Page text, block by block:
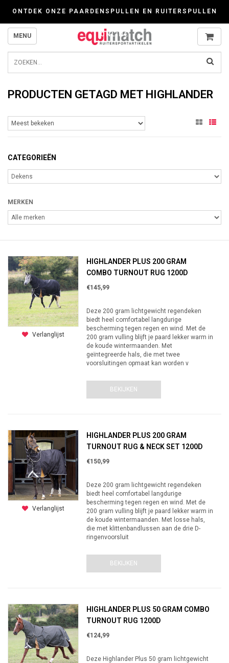
ONTDEK ONZE PAARDENSPULLEN EN RUITERSPULLEN
ONLINE
MENU
PRODUCTEN GETAGD MET HIGHLANDER
CATEGORIEËN
MERKEN
Verlanglijst
HIGHLANDER PLUS 200 GRAM
COMBO TURNOUT RUG 1200D
€145,99
Deze 200 gram lichtgewicht regendeken
biedt heel comfortabel langdurige
bescherming tegen regen en wind. Met de
200 gram vulling blijft je paard lekker warm in
de koude wintermaanden. Met
geïntegreerde hals, die met twee
voorsluitingen opmaat kan worden v
BEKIJKEN
Verlanglijst
HIGHLANDER PLUS 200 GRAM
TURNOUT RUG & NECK SET 1200D
€150,99
Deze 200 gram lichtgewicht regendeken
biedt heel comfortabel langdurige
bescherming tegen regen en wind. Met de
200 gram vulling blijft je paard lekker warm in
de koude wintermaanden. Met losse hals,
die met klittenbandlussen aan de drie D-
ringenvoorsluit
BEKIJKEN
HIGHLANDER PLUS 50 GRAM COMBO
TURNOUT RUG 1200D
€124,99
Deze Highlander Plus 50 gram lichtgewicht
Wij werken zorgvuldig met cookies. Kijk gerust voor meer informatie op onze